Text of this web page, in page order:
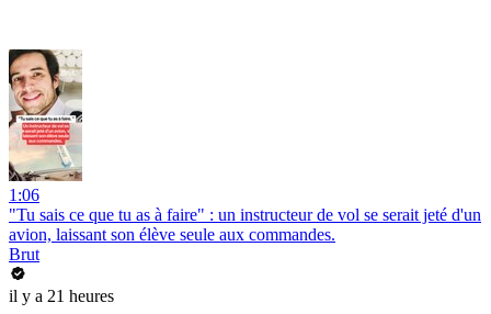
1:06
"Tu sais ce que tu as à faire" : un instructeur de vol se serait jeté d'un
avion, laissant son élève seule aux commandes.
Brut
il y a 21 heures